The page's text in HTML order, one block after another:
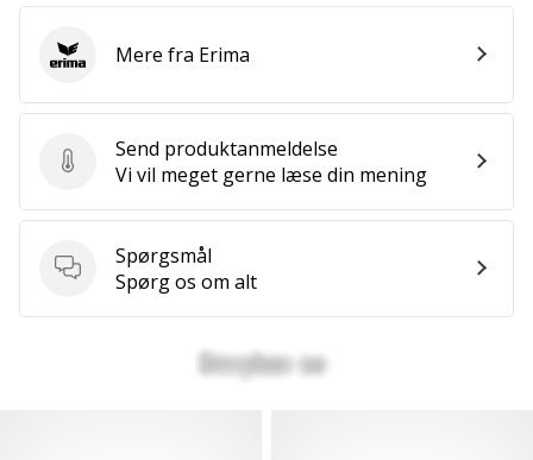
Send produktanmeldelse
Send produktanmeldelse
Vi vil meget gerne læse din mening
Spørgsmål
Spørgsmål
Spørg os om alt
ErimaMere fra Erima